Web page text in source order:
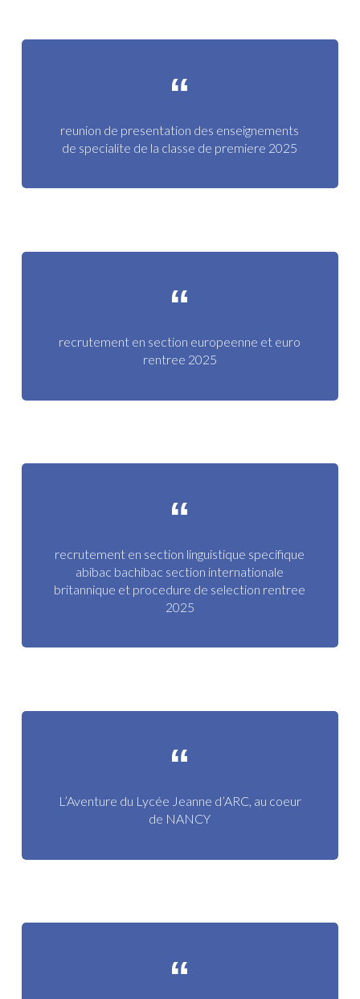
reunion de presentation des enseignements
de specialite de la classe de premiere 2025
recrutement en section europeenne et euro
rentree 2025
recrutement en section linguistique specifique
abibac bachibac section internationale
britannique et procedure de selection rentree
2025
L’Aventure du Lycée Jeanne d’ARC, au coeur
de NANCY